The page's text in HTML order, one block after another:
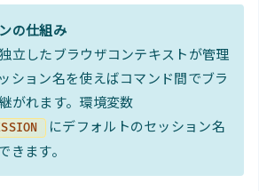
の仕組み
立したブラウザコンテキストが管理
ション名を使えばコマンド間でブラ
がれます。環境変数
にデフォルトのセッション名
きます。